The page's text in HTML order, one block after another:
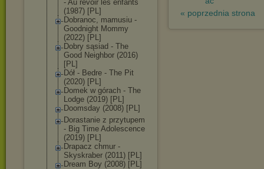
- Au revoir les enfants
(1987) [PL]
Dobranoc, mamusiu -
Goodnight Mommy
(2022) [PL]
Dobry sąsiad - The
Good Neighbor (2016)
[PL]
Dół - Bedre - The Pit
(2020) [PL]
Domek w górach - The
Lodge (2019) [PL]
Doomsday (2008) [PL]
Dorastanie z przytupem
- Big Time Adolescence
(2019) [PL]
Drapacz chmur -
Skyskraber (2011) [PL]
Dream Boy (2008) [PL]
« poprzednia strona